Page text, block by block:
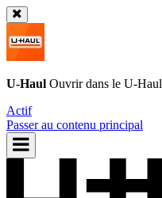
U-Haul Ouvrir dans le U-Haul
Actif
Passer au contenu principal